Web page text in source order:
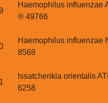
Haemophilus influenzae
® 49766
Haemophilus influenzae
8568
Issatchenkia orientalis
6258